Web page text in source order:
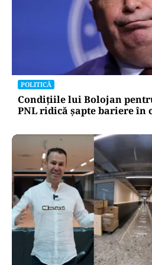
POLITICĂ
Condițiile lui Bolojan
PNL ridică șapte bariere în